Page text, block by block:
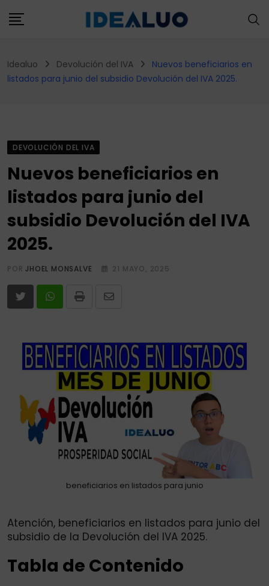
to
Idealuo Devolución del IVA
Nuevos beneficiarios en
listados para junio del subsidio Devolución del IVA 2025.
DEVOLUCIÓN DEL IVA
Nuevos beneficiarios en
listados para junio del
subsidio Devolución del IVA
2025.
PORJHOEL MONSALVE 21 MAYO, 2025
Print
Share
beneficiarios en listados para junio
Atención, beneficiarios en listados para junio del
subsidio de la Devolución del IVA 2025.
Tabla de Contenido